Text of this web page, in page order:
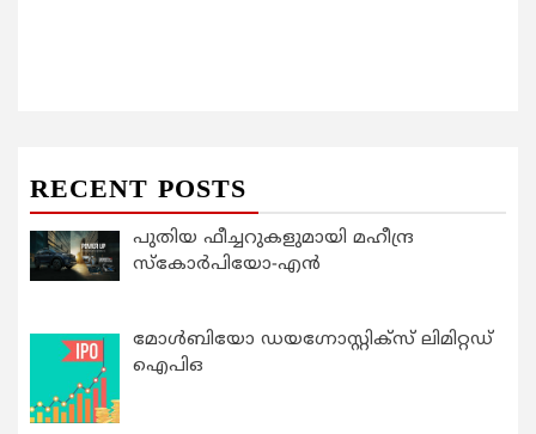
RECENT POSTS
പുതിയ ഫീച്ചറുകളുമായി മഹീന്ദ്ര
സ്കോർപിയോ-എൻ
മോൾബിയോ ഡയഗ്നോസ്റ്റിക്സ് ലിമിറ്റഡ്
ഐപിഒ